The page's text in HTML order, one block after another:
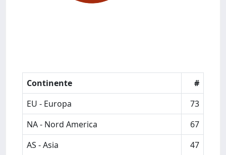
Continente
#
EU - Europa
73
NA - Nord America
67
AS - Asia
47